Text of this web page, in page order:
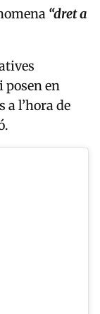
“dret a
posen en
l’hora de